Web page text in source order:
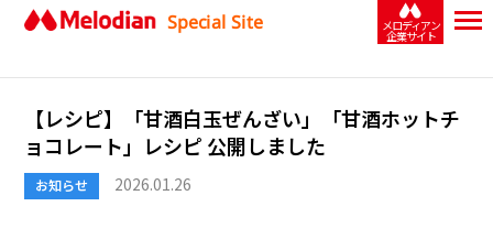
Special Site メロディアン
企業サイト
【レシピ】「甘酒白玉ぜんざい」「甘酒ホットチ
ョコレート」レシピ 公開しました
お知らせ 2026.01.26